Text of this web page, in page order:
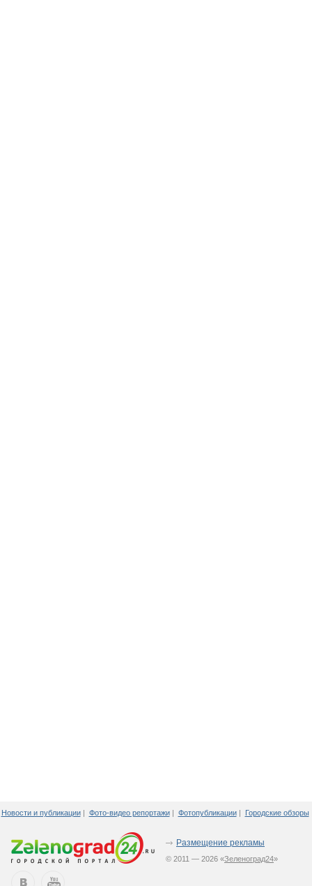
Новости и публикации | Фото-видео репортажи | Фотопубликации | Городские обзоры
Размещение рекламы
© 2011 — 2026 «Зеленоград24»